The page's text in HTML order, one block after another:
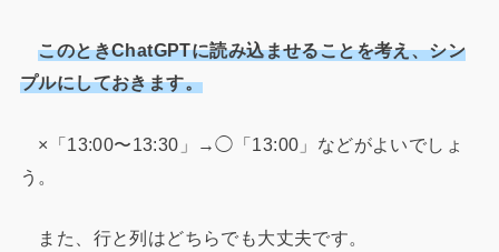
このときChatGPTに読み込ませることを考え、シン
プルにしておきます。
×「13:00〜13:30」→◯「13:00」などがよいでしょ
う。
また、行と列はどちらでも大丈夫です。